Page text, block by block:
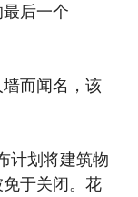
后一个
而闻名，该
计划将建筑物
于关闭。花